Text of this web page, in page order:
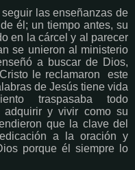
las enseñanzas de
él; un tiempo antes, su
en la cárcel y al parecer
se unieron al ministerio
a buscar de Dios,
le reclamaron este
de Jesús tiene vida
traspasaba todo
adquirir y vivir como su
que la clave del
a la oración y
porque él siempre lo